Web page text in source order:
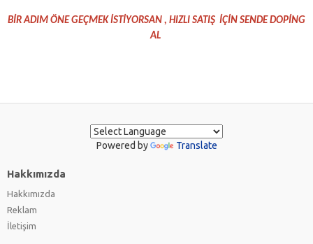
BİR ADIM ÖNE GEÇMEK İSTİYORSAN , HIZLI SATIŞ İÇİN SENDE DOPİNG
AL
Powered by Translate
Hakkımızda
Hakkımızda
Reklam
İletişim